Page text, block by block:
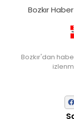
Belören,
Tarih, kültür,
Bozkır
Bozkır'dan